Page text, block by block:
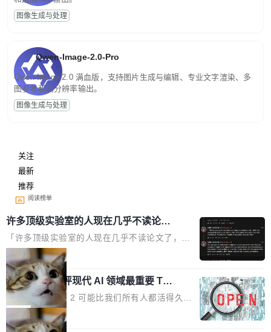
图像生成与处理
Qwen-Image-2.0-Pro
Qwen-Image-2.0 满血版，支持图片生成与编辑、专业文字渲染、多
图参考和高分辨率输出。
图像生成与处理
关注
最新
推荐
阅读榜单
许多顶级实验室的人现在几乎不读论文
了
「许多顶级实验室的人现在几乎不读论文了，而
且他们认为 ICLR/ICML/NeurIPS 充斥着大量过
度宣传和欺诈。」 OpenAI 研究员 Keller Jorda
n 这条推文引发了广泛讨论。他不是在说风凉
话，他是说出了一个圈内人尽皆知但很少公开捅
破的事实。 Jordan 随后补充了一句软化声明：
「我不认为这些会议上大部分论文都在过度宣传
局
xAI 前工程师评现代 AI 领域最重要 Top
3 开源项目
Flash Attention 2 可能比我们所有人都活得久。
这句话不是来自某个技术博客，而是出自 Hieu
Pham 的一条推文。Hieu Pham 是谁？他是 xAI
局